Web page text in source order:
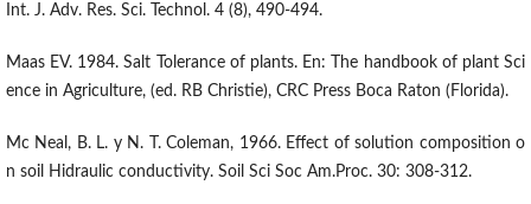
Int. J. Adv. Res. Sci. Technol. 4 (8), 490-494.
Maas EV. 1984. Salt Tolerance of plants. En: The handbook of plant Sci
ence in Agriculture, (ed. RB Christie), CRC Press Boca Raton (Florida).
Mc Neal, B. L. y N. T. Coleman, 1966. Effect of solution composition o
n soil Hidraulic conductivity. Soil Sci Soc Am.Proc. 30: 308-312.